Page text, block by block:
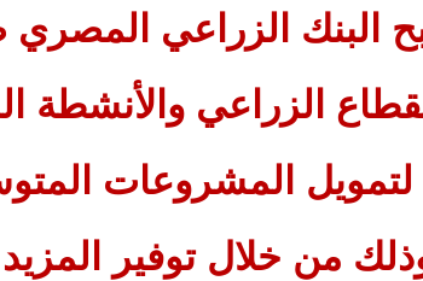
البنك الزراعي
الزراعي والأنشطة
لتمويل المشروعات
وذلك من خلال توفير